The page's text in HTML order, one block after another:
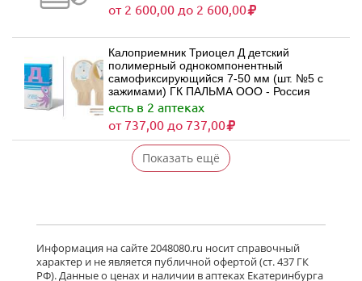
от 2 600,00 до 2 600,00
Калоприемник Триоцел Д детский
полимерный однокомпонентный
самофиксирующийся 7-50 мм (шт. №5 с
зажимами) ГК ПАЛЬМА ООО - Россия
есть в 2 аптеках
от 737,00 до 737,00
Показать ещё
Информация на сайте 2048080.ru носит справочный
характер и не является публичной офертой (ст. 437 ГК
РФ). Данные о ценах и наличии в аптеках Екатеринбурга